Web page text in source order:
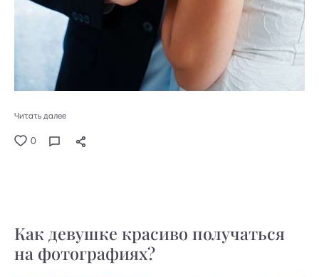
Читать далее
0
Как девушке красиво получаться
на фотографиях?